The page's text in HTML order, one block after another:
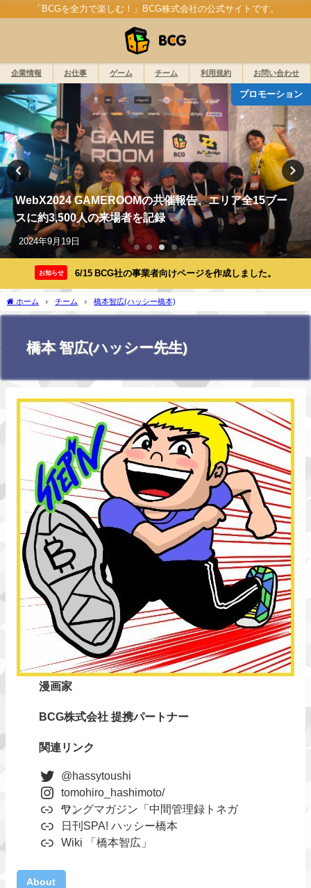
「BCGを全力で楽しむ！」BCG株式会社の公式サイトです。
企業情報 お仕事 ゲーム チーム 利用規約 お問い合わせ
プロモーション
WebX2024 GAMEROOMの共催報告、エリア全15ブー
スに約3,500人の来場者を記録
2024年9月19日
お知らせ 6/15 BCG社の事業者向けページを作成しました。
ホーム チーム 橋本智広(ハッシー橋本)
橋本 智広(ハッシー先生)
漫画家
BCG株式会社 提携パートナー
関連リンク
@hassytoushi
tomohiro_hashimoto/
ヤングマガジン「中間管理録トネガワ」
日刊SPA! ハッシー橋本
Wiki 「橋本智広」
About